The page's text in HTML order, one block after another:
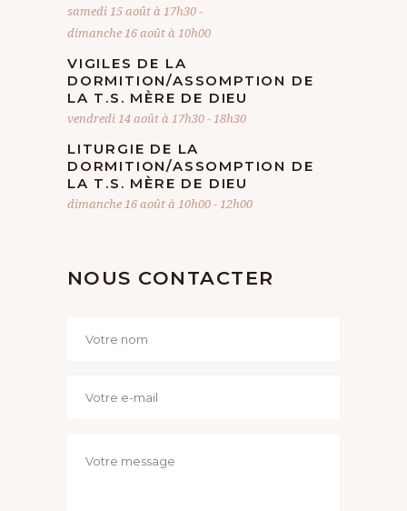
samedi 15 août à 17h30-
dimanche 16 août à 10h00
VIGILES DE LA
DORMITION/ASSOMPTION DE
LA T.S. MÈRE DE DIEU
vendredi 14 août à 17h30-18h30
LITURGIE DE LA
DORMITION/ASSOMPTION DE
LA T.S. MÈRE DE DIEU
dimanche 16 août à 10h00-12h00
NOUS CONTACTER